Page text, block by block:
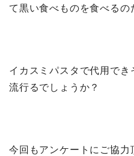
て黒い食べものを食べるの
イカスミパスタで代用でき
流行るでしょうか？
今回もアンケートにご協力